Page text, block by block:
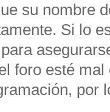
su nombre
Si lo
foro esté
por